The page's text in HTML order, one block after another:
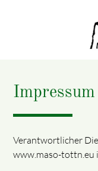
Suchbegriffe
Impressum
Verantwortlicher
www.maso-tottn.eu